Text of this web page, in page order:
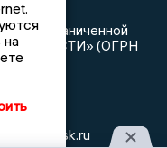
с ограниченной
НОВОСТИ» (ОГРН
на